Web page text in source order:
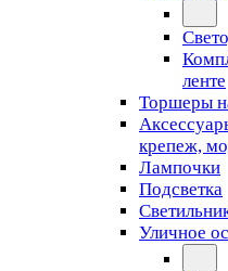
ленте
Торшеры
крепеж,
Лампочки
Подсветка
Уличное